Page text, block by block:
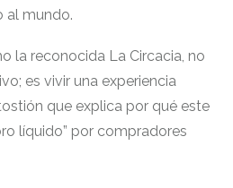
al mundo.
la reconocida La Circacia, no
es vivir una experiencia
que explica por qué este
líquido” por compradores